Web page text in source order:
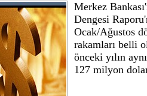
Merkez
Dengesi
Ocak/Ağustos
rakamları belli
önceki yılın
127 milyon